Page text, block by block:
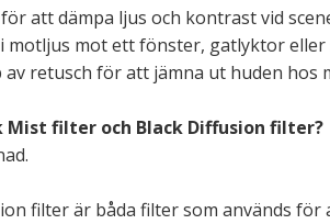
att dämpa ljus och kontrast vid
mot ett fönster, gatlyktor
retusch för att jämna ut huden hos
Mist filter och Black Diffusion filter?
filter är båda filter som används